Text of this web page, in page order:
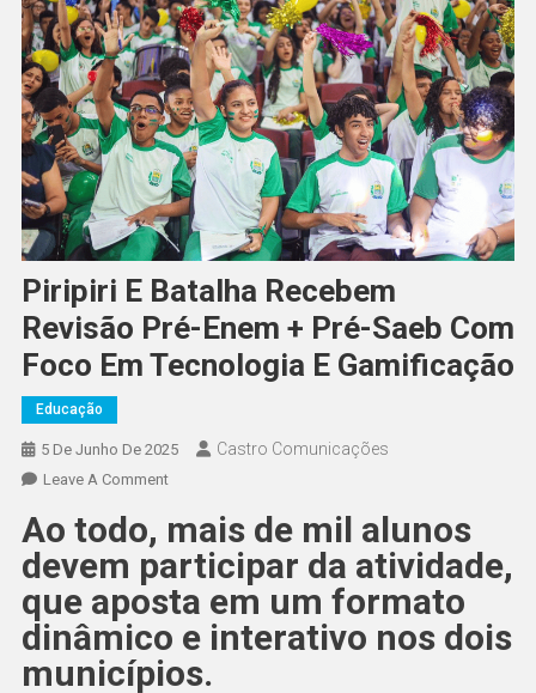
Piripiri E Batalha Recebem
Revisão Pré-Enem + Pré-Saeb Com
Foco Em Tecnologia E Gamificação
Educação
5 De Junho De 2025 Castro Comunicações
Leave A Comment
Ao todo, mais de mil alunos
devem participar da atividade,
que aposta em um formato
dinâmico e interativo nos dois
municípios.